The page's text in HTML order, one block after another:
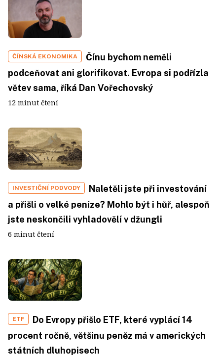
ČÍNSKÁ EKONOMIKA
Čínu bychom neměli
podceňovat ani glorifikovat. Evropa si podřízla
větev sama, říká Dan Vořechovský
12 minut čtení
INVESTIČNÍ PODVODY
Naletěli jste při investování
a přišli o velké peníze? Mohlo být i hůř, alespoň
jste neskončili vyhladovělí v džungli
6 minut čtení
ETF
Do Evropy přišlo ETF, které vyplácí 14
procent ročně, většinu peněz má v amerických
státních dluhopisech